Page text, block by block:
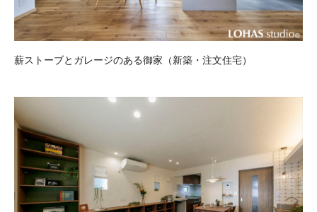
薪ストーブとガレージのある御家（新築・注文住宅）